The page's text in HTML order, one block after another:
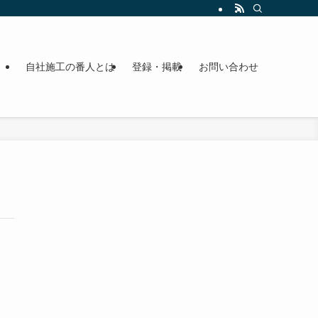
自社施工の番人とは 登録・掲載 お問い合わせ